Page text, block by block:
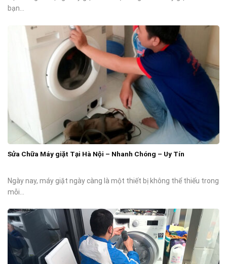
bạn...
Sửa Chữa Máy giặt Tại Hà Nội – Nhanh Chóng – Uy Tín
Ngày nay, máy giặt ngày càng là một thiết bị không thể thiếu trong
mỗi...